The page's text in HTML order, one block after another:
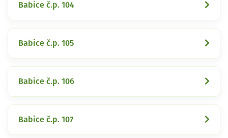
Babice č.p. 104
Babice č.p. 105
Babice č.p. 106
Babice č.p. 107